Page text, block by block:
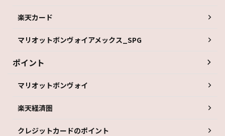
楽天カード
マリオットボンヴォイアメックス_SPG
ポイント
マリオットボンヴォイ
楽天経済圏
クレジットカードのポイント